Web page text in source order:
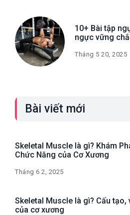
10+ Bài tập
ngực vững
Tháng 5 20, 2025
Bài viết mới
Skeletal Muscle là gì? Khám
Chức Năng của Cơ Xương
Tháng 6 2, 2025
Skeletal Muscle là gì? Cấu tạo,
của cơ xương